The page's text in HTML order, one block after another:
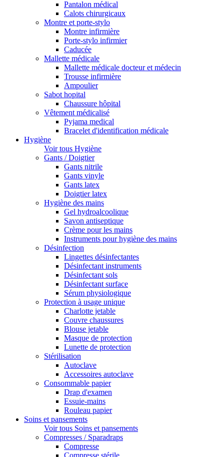
Pantalon médical
Calots chirurgicaux
Montre et porte-stylo
Montre infirmière
Porte-stylo infirmier
Caducée
Mallette médicale
Mallette médicale docteur et médecin
Trousse infirmière
Ampoulier
Sabot hopital
Chaussure hôpital
Vêtement médicalisé
Pyjama medical
Bracelet d'identification médicale
Hygiène
Voir tous Hygiène
Gants / Doigtier
Gants nitrile
Gants vinyle
Gants latex
Doigtier latex
Hygiène des mains
Gel hydroalcoolique
Savon antiseptique
Crème pour les mains
Instruments pour hygiène des mains
Désinfection
Lingettes désinfectantes
Désinfectant instruments
Désinfectant sols
Désinfectant surface
Sérum physiologique
Protection à usage unique
Charlotte jetable
Couvre chaussures
Blouse jetable
Masque de protection
Lunette de protection
Stérilisation
Autoclave
Accessoires autoclave
Consommable papier
Drap d'examen
Essuie-mains
Rouleau papier
Soins et pansements
Voir tous Soins et pansements
Compresses / Sparadraps
Compresse
Compresse stérile